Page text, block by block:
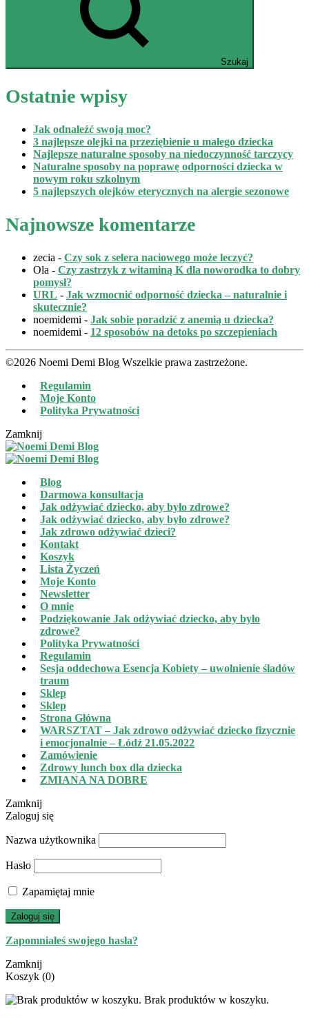
Szukaj
Ostatnie wpisy
Jak odnaleźć swoją moc?
3 najlepsze olejki na przeziębienie u małego dziecka
Najlepsze naturalne sposoby na niedoczynność tarczycy
Naturalne sposoby na poprawę odporności dziecka w
nowym roku szkolnym
5 najlepszych olejków eterycznych na alergie sezonowe
Najnowsze komentarze
zecia - Czy sok z selera naciowego może leczyć?
Ola - Czy zastrzyk z witaminą K dla noworodka to dobry
pomysł?
URL - Jak wzmocnić odporność dziecka – naturalnie i
skutecznie?
noemidemi - Jak sobie poradzić z anemią u dziecka?
noemidemi - 12 sposobów na detoks po szczepieniach
©2026 Noemi Demi Blog Wszelkie prawa zastrzeżone.
Regulamin
Moje Konto
Polityka Prywatności
Zamknij
Blog
Darmowa konsultacja
Jak odżywiać dziecko, aby było zdrowe?
Jak odżywiać dziecko, aby było zdrowe?
Jak zdrowo odżywiać dzieci?
Kontakt
Koszyk
Lista Życzeń
Moje Konto
Newsletter
O mnie
Podziękowanie Jak odżywiać dziecko, aby było
zdrowe?
Polityka Prywatności
Regulamin
Sesja oddechowa Esencja Kobiety – uwolnienie śladów
traum
Sklep
Sklep
Strona Główna
WARSZTAT – Jak zdrowo odżywiać dziecko fizycznie
i emocjonalnie – Łódź 21.05.2022
Zamówienie
Zdrowy lunch box dla dziecka
ZMIANA NA DOBRE
Zamknij
Zaloguj się
Nazwa użytkownika
Hasło
Zapamiętaj mnie
Zaloguj się
Zapomniałeś swojego hasła?
Zamknij
Koszyk (0)
Brak produktów w koszyku.